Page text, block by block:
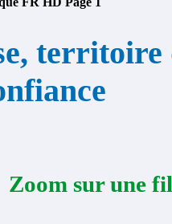
territoire
Zoom sur une